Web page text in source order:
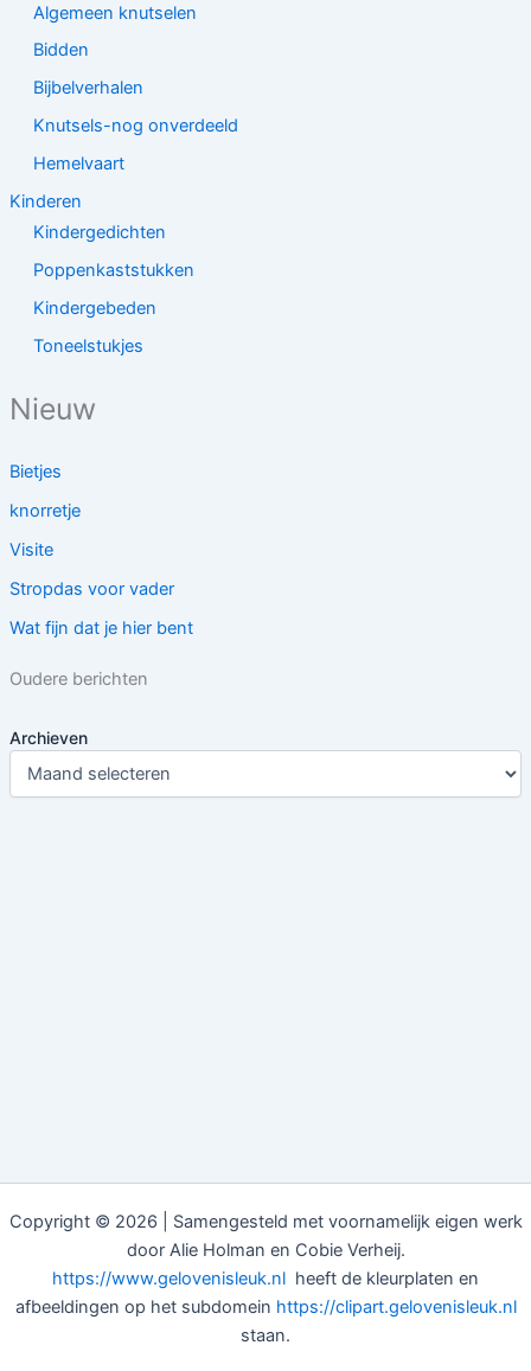
Algemeen knutselen
Bidden
Bijbelverhalen
Knutsels-nog onverdeeld
Hemelvaart
Kinderen
Kindergedichten
Poppenkaststukken
Kindergebeden
Toneelstukjes
Nieuw
Bietjes
knorretje
Visite
Stropdas voor vader
Wat fijn dat je hier bent
Oudere berichten
Archieven
Copyright © 2026 | Samengesteld met voornamelijk eigen werk
door Alie Holman en Cobie Verheij.
https://www.gelovenisleuk.nl heeft de kleurplaten en
afbeeldingen op het subdomein https://clipart.gelovenisleuk.nl
staan.